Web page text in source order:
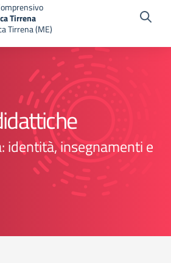
Tirrena
Tirrena (ME)
identità, insegnamenti e